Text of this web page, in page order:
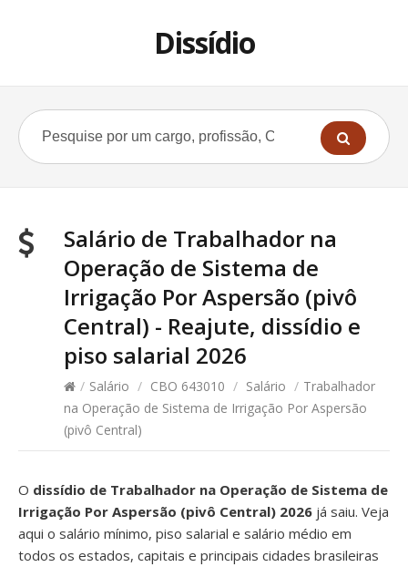
Dissídio
Salário de Trabalhador na
Operação de Sistema de
Irrigação Por Aspersão (pivô
Central) - Reajute, dissídio e
piso salarial 2026
/ Salário / CBO 643010 / Salário / Trabalhador
na Operação de Sistema de Irrigação Por Aspersão
(pivô Central)
O dissídio de Trabalhador na Operação de Sistema de
Irrigação Por Aspersão (pivô Central) 2026 já saiu. Veja
aqui o salário mínimo, piso salarial e salário médio em
todos os estados, capitais e principais cidades brasileiras